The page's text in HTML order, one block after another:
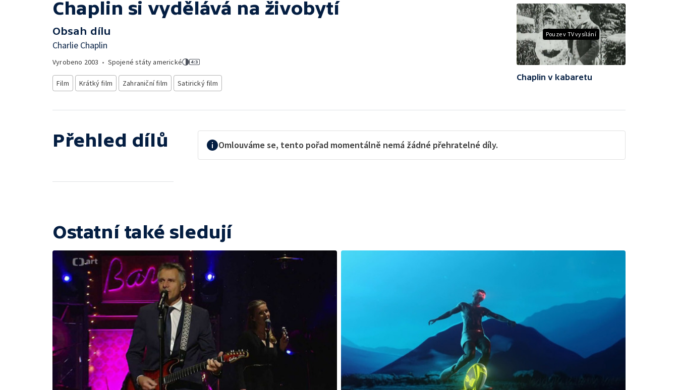
Chaplin si vydělává na živobytí
Obsah dílu
Charlie Chaplin
Vyrobeno 2003 • Spojené státy americké
Film Krátký film Zahraniční film Satirický film
Pouze v TV vysílání
Chaplin v kabaretu
Přehled dílů Omlouváme se, tento pořad momentálně nemá žádné přehratelné díly.
Ostatní také sledují